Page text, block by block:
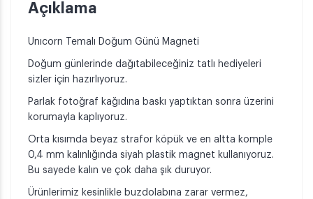
Açıklama
Unıcorn Temalı Doğum Günü Magneti
Doğum günlerinde dağıtabileceğiniz tatlı hediyeleri
sizler için hazırlıyoruz.
Parlak fotoğraf kağıdına baskı yaptıktan sonra üzerini
korumayla kaplıyoruz.
Orta kısımda beyaz strafor köpük ve en altta komple
0,4 mm kalınlığında siyah plastik magnet kullanıyoruz.
Bu sayede kalın ve çok daha şık duruyor.
Ürünlerimiz kesinlikle buzdolabına zarar vermez,